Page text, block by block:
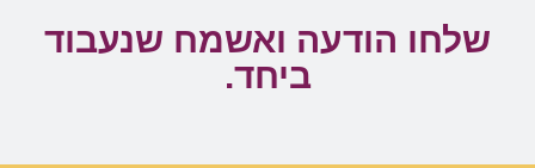
שלחו הודעה ואשמח שנעבוד
ביחד.